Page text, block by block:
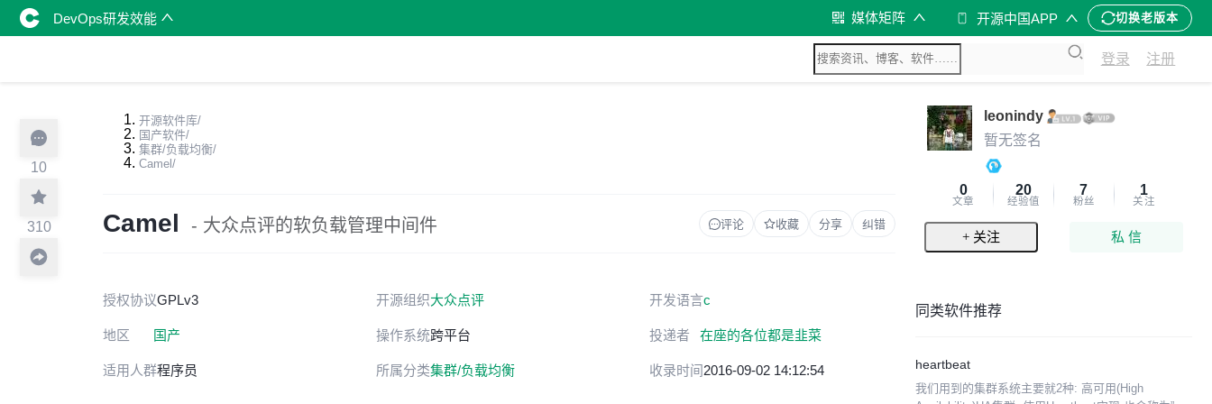
DevOps研发效能 媒体矩阵 开源中国APP 切换老版本
登录 注册
10
310
开源软件库/
国产软件/
集群/负载均衡/
Camel /
Camel - 大众点评的软负载管理中间件 评论 收藏 分享 纠错
授权协议GPLv3 开源组织大众点评 开发语言c
地区 国产 操作系统跨平台 投递者 在座的各位都是韭菜
适用人群程序员 所属分类集群/负载均衡 收录时间2016-09-02 14:12:54
leonindy
暂无签名
0
文章
20
经验值
7
粉丝
1
关注
+ 关注 私 信
同类软件推荐
heartbeat
我们用到的集群系统主要就2种: 高可用(High